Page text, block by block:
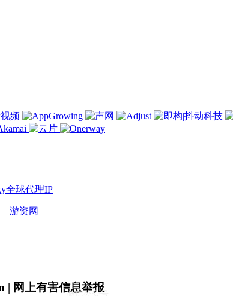
全球代理IP
游资网
微信公众号
| 网上有害信息举报